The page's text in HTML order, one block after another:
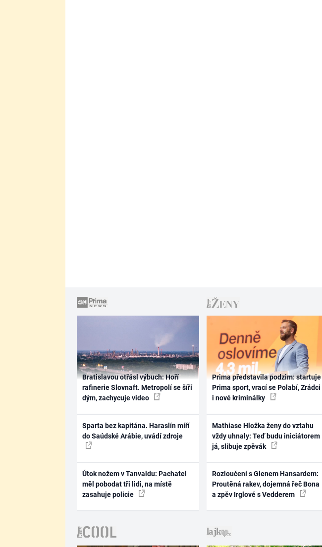
Bratislavou otřásl výbuch: Hoří
rafinerie Slovnaft. Metropolí se šíří
dým, zachycuje video
Sparta bez kapitána. Haraslín míří
do Saúdské Arábie, uvádí zdroje
Útok nožem v Tanvaldu: Pachatel
měl pobodat tři lidi, na místě
zasahuje policie
Prima představila podzim: startuje
Prima sport, vrací se Polabí, Zrádci
i nové kriminálky
Mathiase Hložka ženy do vztahu
vždy uhnaly: Teď budu iniciátorem
já, slibuje zpěvák
Rozloučení s Glenem Hansardem:
Proutěná rakev, dojemná řeč Bona
a zpěv Irglové s Vedderem